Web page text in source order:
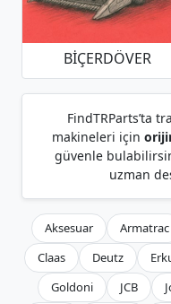
BIÇERDÖVER
FindTRParts’ta
makineleri için
güvenle
uzman
Aksesuar Armatrac
Claas
Deutz
Goldoni
JCB